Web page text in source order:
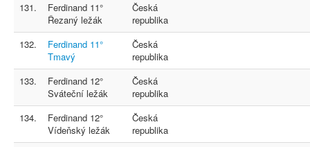
131.
Ferdinand 11°
Řezaný ležák
Česká
republika
132.
Ferdinand 11°
Tmavý
Česká
republika
133.
Ferdinand 12°
Sváteční ležák
Česká
republika
134.
Ferdinand 12°
Vídeňský ležák
Česká
republika